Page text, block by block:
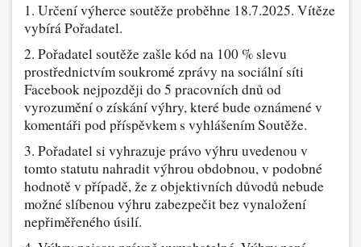
1. Určení výherce soutěže proběhne 18.7.2025. Vítěze
vybírá Pořadatel.
2. Pořadatel soutěže zašle kód na 100 % slevu
prostřednictvím soukromé zprávy na sociální síti
Facebook nejpozději do 5 pracovních dnů od
vyrozumění o získání výhry, které bude oznámené v
komentáři pod příspěvkem s vyhlášením Soutěže.
3. Pořadatel si vyhrazuje právo výhru uvedenou v
tomto statutu nahradit výhrou obdobnou, v podobné
hodnotě v případě, že z objektivních důvodů nebude
možné slíbenou výhru zabezpečit bez vynaložení
nepřiměřeného úsilí.